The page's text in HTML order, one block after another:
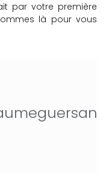
par votre première
là pour vous